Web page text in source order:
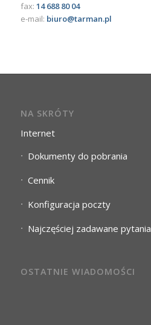
fax: 14 688 80 04
e-mail: biuro@tarman.pl
NA SKRÓTY
Internet
Dokumenty do pobrania
Cennik
Konfiguracja poczty
Najczęściej zadawane pytania
OSTATNIE WIADOMOŚCI